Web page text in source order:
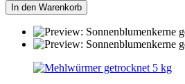
In den Warenkorb